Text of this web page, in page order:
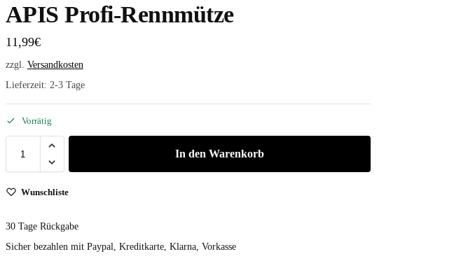
APIS Profi-Rennmütze
11,99€
zzgl. Versandkosten
Lieferzeit: 2-3 Tage
Vorrätig
In den Warenkorb
Wunschliste
30 Tage Rückgabe
Sicher bezahlen mit Paypal, Kreditkarte, Klarna, Vorkasse